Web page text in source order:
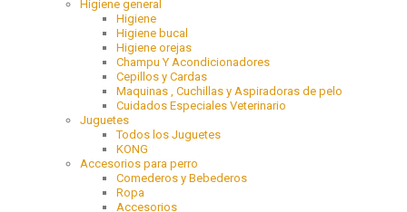
Higiene general
Higiene
Higiene bucal
Higiene orejas
Champu Y Acondicionadores
Cepillos y Cardas
Maquinas , Cuchillas y Aspiradoras de pelo
Cuidados Especiales Veterinario
Juguetes
Todos los Juguetes
KONG
Accesorios para perro
Comederos y Bebederos
Ropa
Accesorios